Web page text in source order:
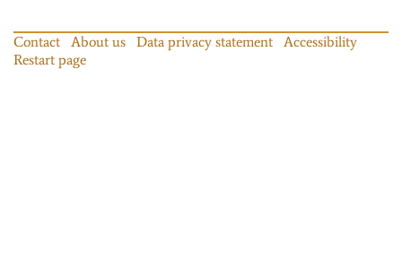
Contact About us Data privacy statement
Accessibility
Restart page